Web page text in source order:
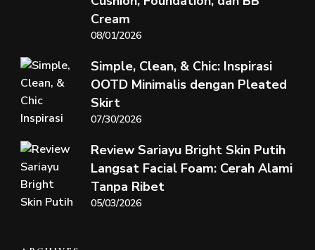
Cream
08/01/2026
Simple, Clean, & Chic: Inspirasi
OOTD Minimalis dengan Pleated
Skirt
07/30/2026
Review Sariayu Bright Skin Putih
Langsat Facial Foam: Cerah Alami
Tanpa Ribet
05/03/2026